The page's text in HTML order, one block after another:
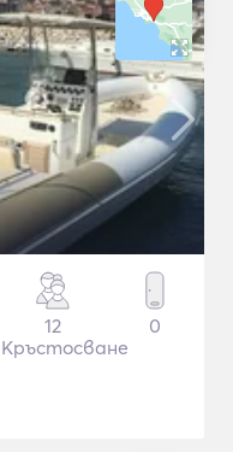
12
Кръстосване
0